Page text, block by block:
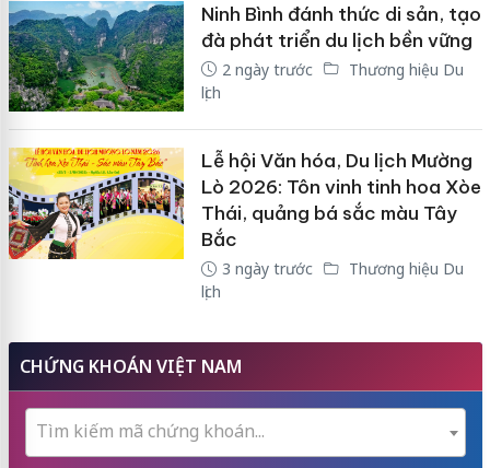
Ninh Bình đánh thức di sản, tạo
đà phát triển du lịch bền vững
2 ngày trước
Thương hiệu Du
lịch
Lễ hội Văn hóa, Du lịch Mường
Lò 2026: Tôn vinh tinh hoa Xòe
Thái, quảng bá sắc màu Tây
Bắc
3 ngày trước
Thương hiệu Du
lịch
CHỨNG KHOÁN VIỆT NAM
Tìm kiếm mã chứng khoán...